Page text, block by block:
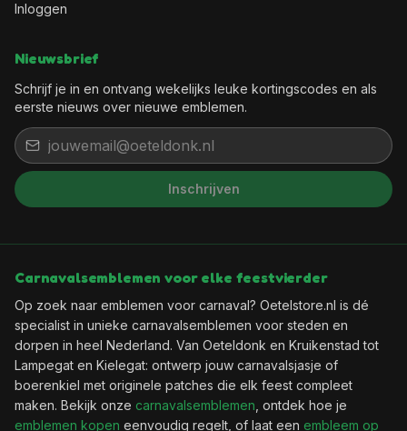
Inloggen
Nieuwsbrief
Schrijf je in en ontvang wekelijks leuke kortingscodes en als
eerste nieuws over nieuwe emblemen.
Inschrijven
Carnavalsemblemen voor elke feestvierder
Op zoek naar emblemen voor carnaval? Oetelstore.nl is dé
specialist in unieke carnavalsemblemen voor steden en
dorpen in heel Nederland. Van Oeteldonk en Kruikenstad tot
Lampegat en Kielegat: ontwerp jouw carnavalsjasje of
boerenkiel met originele patches die elk feest compleet
maken. Bekijk onze carnavalsemblemen , ontdek hoe je
emblemen kopen eenvoudig regelt, of laat een embleem op
bent binnen!
Wil je elke week een leuke kortingscode in je
🎟️Wekelijks een verse kortingscode
✨ Als eerste de nieuwste emblemen
📬Geen spam, uitschrijven kan altijd